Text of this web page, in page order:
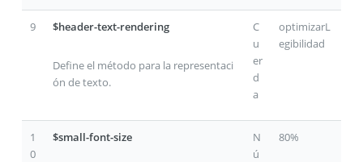
9 $header-text-rendering
Define el método para la representaci
ón de texto.
C
u
er
d
a
optimizarL
egibilidad
1
0
$small-font-size
N
ú
80%